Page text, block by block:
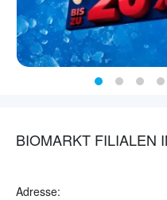
BIOMARKT FILIALEN
Adresse: